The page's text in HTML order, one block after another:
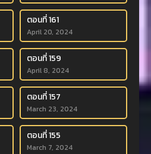
ตอนที่ 161
April 20, 2024
ตอนที่ 159
April 8, 2024
ตอนที่ 157
March 23, 2024
ตอนที่ 155
March 7, 2024